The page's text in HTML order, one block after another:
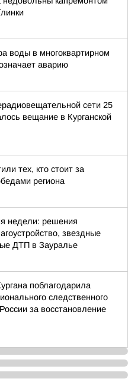
воды в многоквартирном
аварию
сети 25
вещание в Курганской
тех, кто стоит за
региона
недели: решения
звездные
ДТП в Зауралье
поблагодарила
следственного
за восстановление